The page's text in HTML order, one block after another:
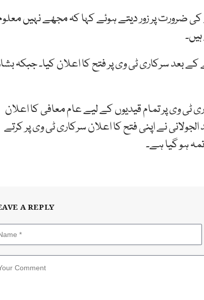
ضرورت پر زور دیتے ہوئے کہا کہ مجھے نہیں
سرکاری ٹی وی پر فتح کا اعلان کیا۔ جبکہ
وی پر تمام قیدیوں کے لیے عام معافی کا اعلان
نے اپنی فتح کا اعلان سرکاری ٹی وی پر کرتے
ہو گیا ہے۔
A REPLY